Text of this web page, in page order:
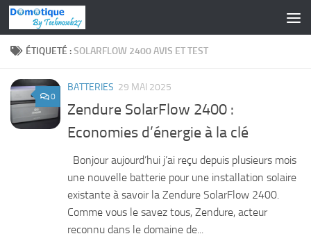
Skip to content
ÉTIQUETÉ :SOLARFLOW 2400 AVIS ET TEST
0
BATTERIES 29 MAI 2025
Zendure SolarFlow 2400 :
Economies d’énergie à la clé
Bonjour aujourd’hui j’ai reçu depuis plusieurs mois
une nouvelle batterie pour une installation solaire
existante à savoir la Zendure SolarFlow 2400.
Comme vous le savez tous, Zendure, acteur
reconnu dans le domaine de...